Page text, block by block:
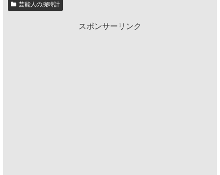
芸能人の腕時計
スポンサーリンク